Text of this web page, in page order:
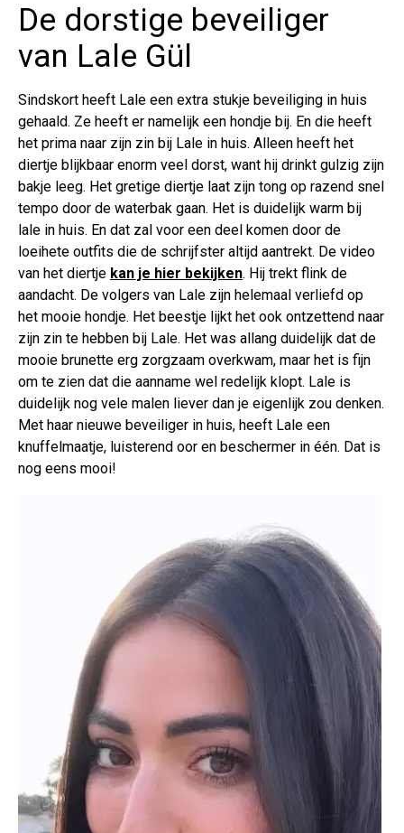
De dorstige beveiliger
van Lale Gül
Sindskort heeft Lale een extra stukje beveiliging in huis
gehaald. Ze heeft er namelijk een hondje bij. En die heeft
het prima naar zijn zin bij Lale in huis. Alleen heeft het
diertje blijkbaar enorm veel dorst, want hij drinkt gulzig zijn
bakje leeg. Het gretige diertje laat zijn tong op razend snel
tempo door de waterbak gaan. Het is duidelijk warm bij
lale in huis. En dat zal voor een deel komen door de
loeihete outfits die de schrijfster altijd aantrekt. De video
van het diertje kan je hier bekijken. Hij trekt flink de
aandacht. De volgers van Lale zijn helemaal verliefd op
het mooie hondje. Het beestje lijkt het ook ontzettend naar
zijn zin te hebben bij Lale. Het was allang duidelijk dat de
mooie brunette erg zorgzaam overkwam, maar het is fijn
om te zien dat die aanname wel redelijk klopt. Lale is
duidelijk nog vele malen liever dan je eigenlijk zou denken.
Met haar nieuwe beveiliger in huis, heeft Lale een
knuffelmaatje, luisterend oor en beschermer in één. Dat is
nog eens mooi!